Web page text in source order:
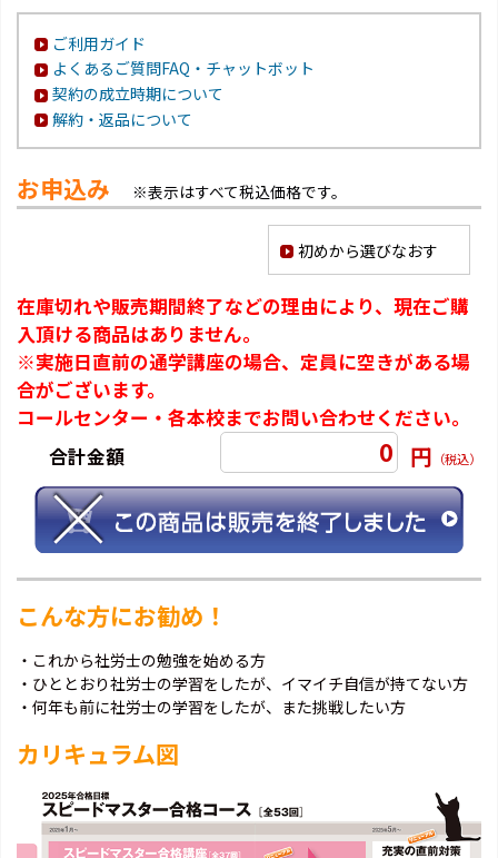
ご利用ガイド
よくあるご質問FAQ・チャットボット
契約の成立時期について
解約・返品について
お申込み ※表示はすべて税込価格です。
初めから選びなおす
在庫切れや販売期間終了などの理由により、現在ご購
入頂ける商品はありません。
※実施日直前の通学講座の場合、定員に空きがある場
合がございます。
コールセンター・各本校までお問い合わせください。
合計金額
0 円 （税込）
こんな方にお勧め！
・これから社労士の勉強を始める方
・ひととおり社労士の学習をしたが、イマイチ自信が持てない方
・何年も前に社労士の学習をしたが、また挑戦したい方
カリキュラム図